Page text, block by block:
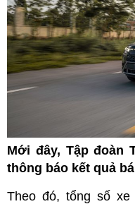
Mới đây, Tập đoàn
thông báo kết quả
Theo đó, tổng số xe